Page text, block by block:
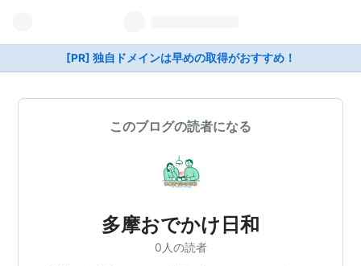
[PR] 独自ドメインは早めの取得がおすすめ！
このブログの読者になる
多摩おでかけ日和
0人の読者